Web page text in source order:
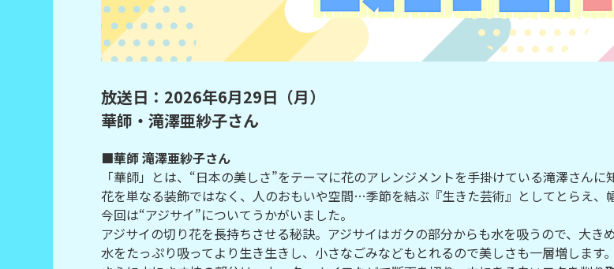
放送日：2026年6月29日（月）
華師・滝澤亜紗子さん
■華師 滝澤亜紗子さん
「華師」とは、“日本の美しさ”をテーマに花のアレンジメントを手掛けている滝澤さん
花を単なる装飾ではなく、人のおもいや空間…季節を結ぶ『生きた芸術』としてとらえ、
今回は“アジサイ”についてうかがいました。
アジサイの切り花を長持ちさせる秘訣。アジサイはガクの部分からも水を吸うので、大き
水をたっぷり吸ってより生き生きし、小さなごみなどもとれるので美しさも一層増します。